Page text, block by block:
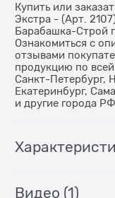
Купить или
Экстра - (Арт.
Барабашка-Строй
Ознакомиться с
отзывами
продукцию по
Санкт-Петербург,
Екатеринбург,
и другие города РФ.
Видео (1)